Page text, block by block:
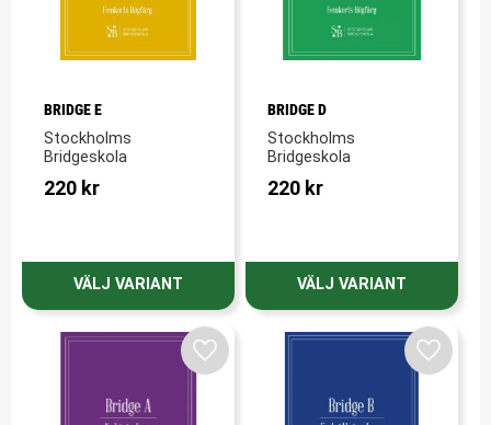
BRIDGE E
Stockholms
Bridgeskola
220 kr
BRIDGE D
Stockholms
Bridgeskola
220 kr
Lägg till i favoriter Lägg